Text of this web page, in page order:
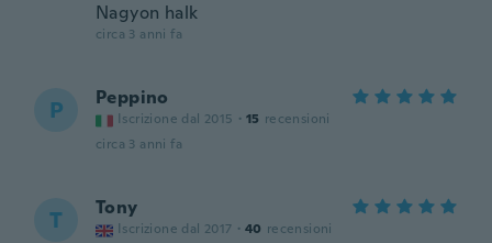
Nagyon halk
circa 3 anni fa
P Peppino
Iscrizione dal 2015 · 15 recensioni
circa 3 anni fa
T Tony
Iscrizione dal 2017 · 40 recensioni